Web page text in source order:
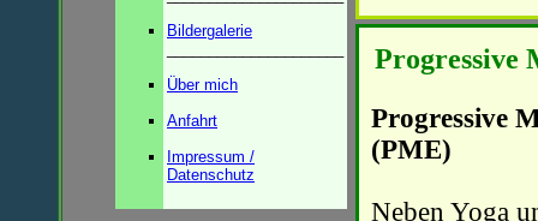
Bildergalerie
Über mich
Anfahrt
Impressum /
Datenschutz
Progressive
Progressive
(PME)
Neben Yoga